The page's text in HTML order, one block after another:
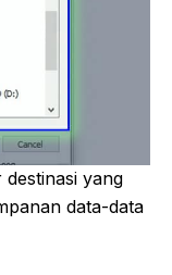
yang
data-data